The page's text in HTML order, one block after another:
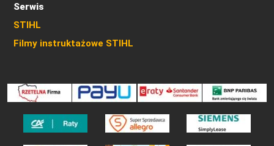
Serwis
STIHL
Filmy instruktażowe STIHL